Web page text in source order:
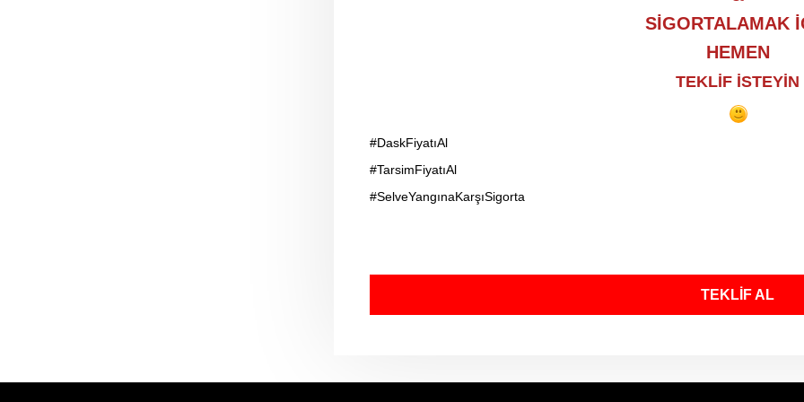
SİGORTALAMAK
HEMEN
TEKLİF İSTEYİN
#DaskFiyatıAl
#TarsimFiyatıAl
#SelveYangınaKarşıSigorta
TEKLİF AL